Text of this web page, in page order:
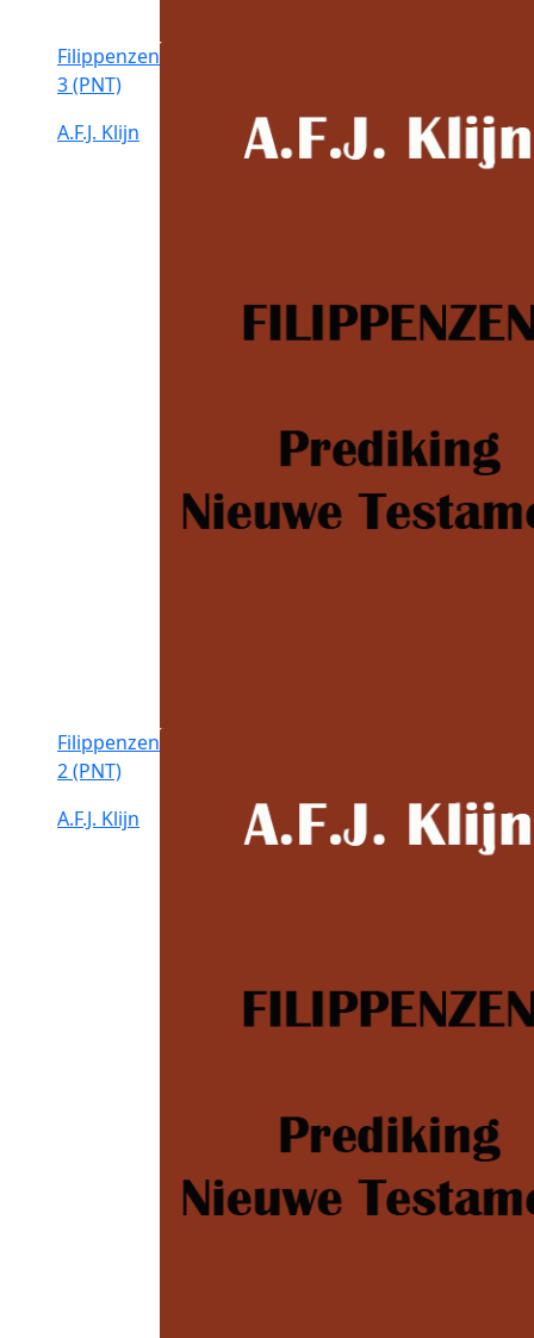
Filippenzen
3 (PNT)
A.F.J. Klijn
Filippenzen
2 (PNT)
A.F.J. Klijn